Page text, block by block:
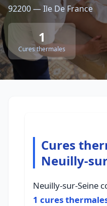
92200 — Ile De France
1
Cures thermales
Cures
Neuilly-
Neuilly-sur-Seine
1 cures